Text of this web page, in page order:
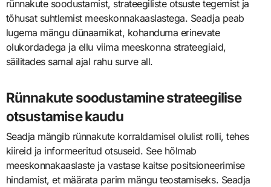
rünnakute soodustamist, strateegiliste otsuste tegemist ja
tõhusat suhtlemist meeskonnakaaslastega. Seadja peab
lugema mängu dünaamikat, kohanduma erinevate
olukordadega ja ellu viima meeskonna strateegiaid,
säilitades samal ajal rahu surve all.
Rünnakute soodustamine strateegilise
otsustamise kaudu
Seadja mängib rünnakute korraldamisel olulist rolli, tehes
kiireid ja informeeritud otsuseid. See hõlmab
meeskonnakaaslaste ja vastase kaitse positsioneerimise
hindamist, et määrata parim mängu teostamiseks. Seadja